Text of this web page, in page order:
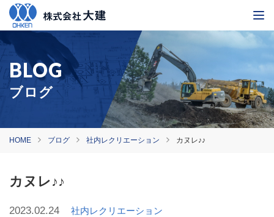
ブログ
HOME ブログ 社内レクリエーション カヌレ♪♪
カヌレ♪♪
2023.02.24 社内レクリエーション